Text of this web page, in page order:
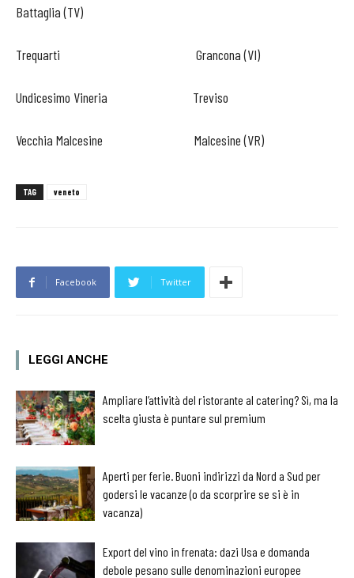
Battaglia (TV)
Trequarti Grancona (VI)
Undicesimo Vineria Treviso
Vecchia Malcesine Malcesine (VR)
TAG veneto
Facebook Twitter
LEGGI ANCHE
Ampliare l’attività del ristorante al catering? Sì, ma la
scelta giusta è puntare sul premium
Aperti per ferie. Buoni indirizzi da Nord a Sud per
godersi le vacanze (o da scorprire se si è in
vacanza)
Export del vino in frenata: dazi Usa e domanda
debole pesano sulle denominazioni europee